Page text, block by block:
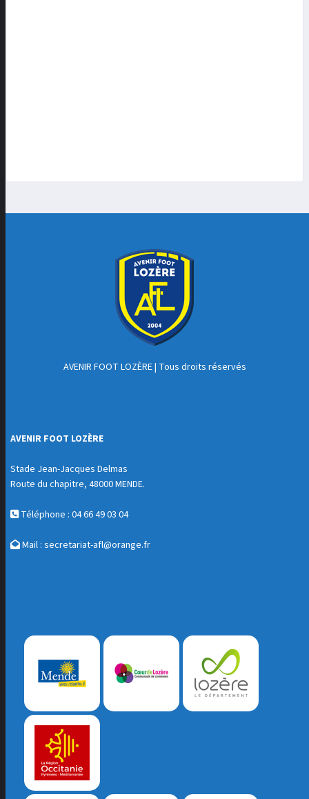
AVENIR FOOT LOZÈRE| Tous droits réservés
AVENIR FOOT LOZÈRE
Stade Jean-Jacques Delmas
Route du chapitre, 48000 MENDE.
Téléphone : 04 66 49 03 04
Mail : secretariat-afl@orange.fr